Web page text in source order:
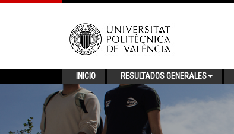
INICIO RESULTADOS GENERALES